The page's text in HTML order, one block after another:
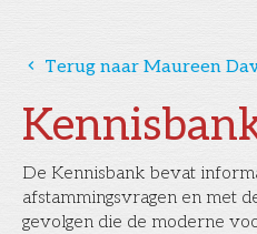
De Kennisbank bevat
afstammingsvragen en met
gevolgen die de moderne
󰅁 Terug naar Maureen